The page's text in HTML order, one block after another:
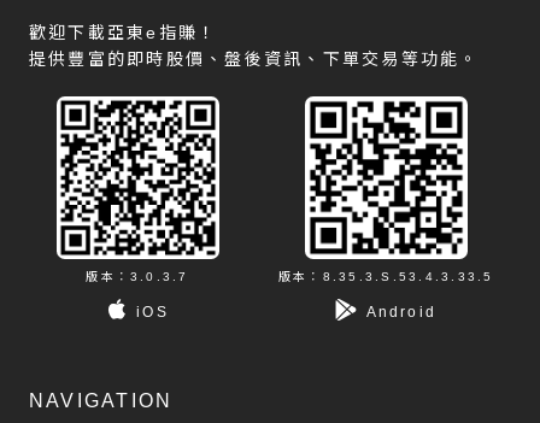
歡迎下載亞東e指賺！
提供豐富的即時股價、盤後資訊、下單交易等功能。
版本：3.0.3.7
iOS
版本：8.35.3.S.53.4.3.33.5
Android
NAVIGATION